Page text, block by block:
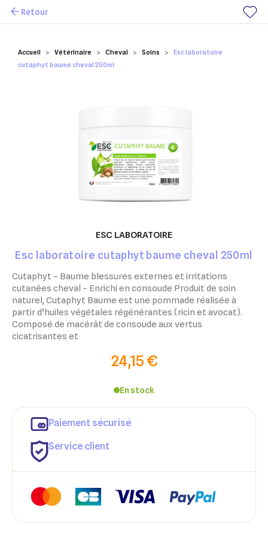
Mes favoris
Accueil Vétérinaire Cheval Soins
Esc laboratoire
cutaphyt baume cheval 250ml
Retour
ESC LABORATOIRE
Esc laboratoire cutaphyt baume cheval 250ml
Cutaphyt – Baume blessures externes et irritations
cutanées cheval – Enrichi en consoude Produit de soin
naturel, Cutaphyt Baume est une pommade réalisée à
partir d’huiles végétales régénérantes (ricin et avocat).
Composé de macérât de consoude aux vertus
cicatrisantes et
24,15 €
En stock
Paiement sécurisé
Service client